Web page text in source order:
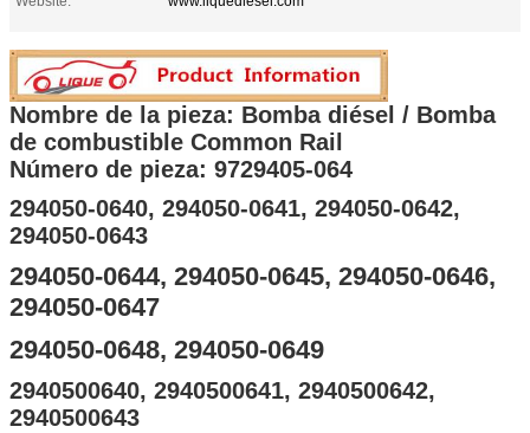
Nombre de la pieza: Bomba diésel / Bomba
de combustible Common Rail
Número de pieza: 9729405-064
294050-0640, 294050-0641, 294050-0642,
294050-0643
294050-0644, 294050-0645, 294050-0646,
294050-0647
294050-0648, 294050-0649
2940500640, 2940500641, 2940500642,
2940500643